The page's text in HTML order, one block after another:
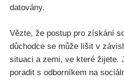
datovány.
Vězte, že postup pro získání
důchodce se může lišit v
situaci a zemi, ve které žijete.
poradit s odborníkem na